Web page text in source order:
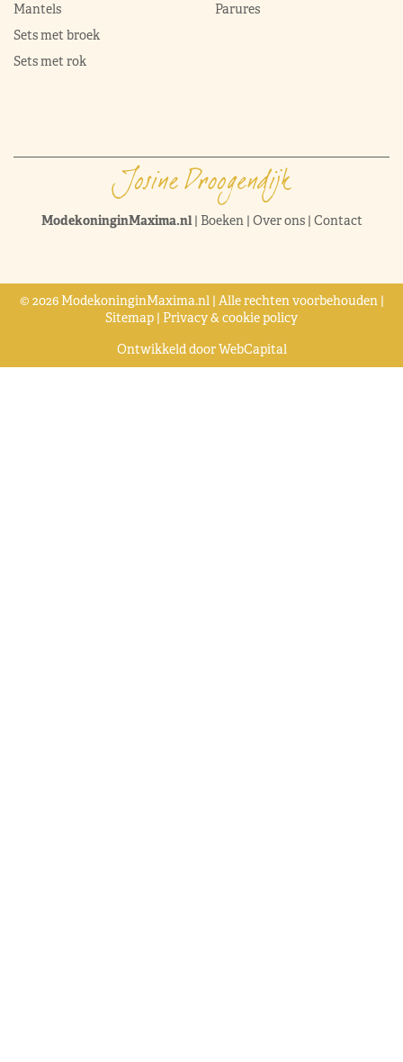
Mantels
Sets met broek
Sets met rok
Parures
ModekoninginMaxima.nl| Boeken| Over ons| Contact
© 2026 ModekoninginMaxima.nl | Alle rechten voorbehouden |
Sitemap | Privacy & cookie policy
Ontwikkeld doorWebCapital